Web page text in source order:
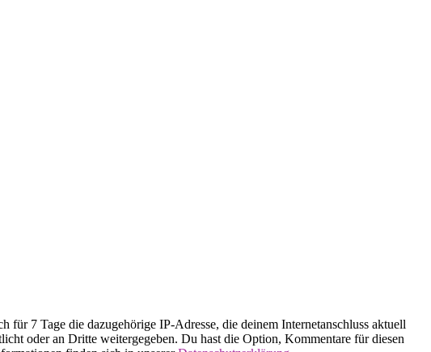
7 Tage die dazugehörige IP-Adresse, die deinem Internetanschluss aktuell
oder an Dritte weitergegeben. Du hast die Option, Kommentare für diesen